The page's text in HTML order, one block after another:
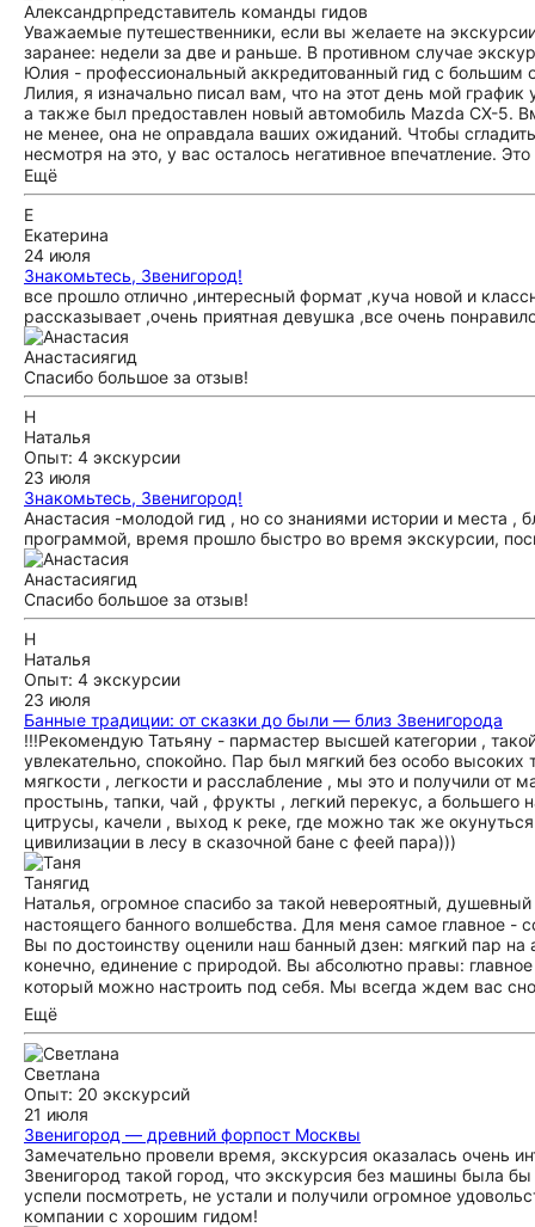
Александрпредставитель команды гидов
Уважаемые путешественники, если вы желаете на
заранее: недели за две и раньше. В противном случае
Юлия - профессиональный аккредитованный гид с большим
Лилия, я изначально писал вам, что на этот день мой
а также был предоставлен новый автомобиль Mazda CX-5.
не менее, она не оправдала ваших ожиданий. Чтобы
несмотря на это, у вас осталось негативное впечатление.
не накануне выходных летом, в самый разгар сезона.
Ещё
Е
Екатерина
24 июля
Знакомьтесь, Звенигород!
все прошло отлично ,интересный формат ,куча новой и
рассказывает ,очень приятная девушка ,все очень
Анастасиягид
Спасибо большое за отзыв!
Н
Наталья
Опыт: 4 экскурсии
23 июля
Знакомьтесь, Звенигород!
Анастасия -молодой гид , но со знаниями истории и места ,
программой, время прошло быстро во время экскурсии,
Анастасиягид
Спасибо большое за отзыв!
Н
Наталья
Опыт: 4 экскурсии
23 июля
Банные традиции: от сказки до были — близ Звенигорода
!!!Рекомендую Татьяну - пармастер высшей категории ,
увлекательно, спокойно. Пар был мягкий без особо
мягкости , легкости и расслабление , мы это и получили от
простынь, тапки, чай , фрукты , легкий перекус, а
цитрусы, качели , выход к реке, где можно так же
цивилизации в лесу в сказочной бане с феей пара)))
Танягид
Наталья, огромное спасибо за такой невероятный,
настоящего банного волшебства. Для меня самое главное -
Вы по достоинству оценили наш банный дзен: мягкий пар
конечно, единение с природой. Вы абсолютно правы:
который можно настроить под себя. Мы всегда ждем вас
Ещё
Светлана
Опыт: 20 экскурсий
21 июля
Звенигород — древний форпост Москвы
Замечательно провели время, экскурсия оказалась очень
Звенигород такой город, что экскурсия без машины была
успели посмотреть, не устали и получили огромное
компании с хорошим гидом!